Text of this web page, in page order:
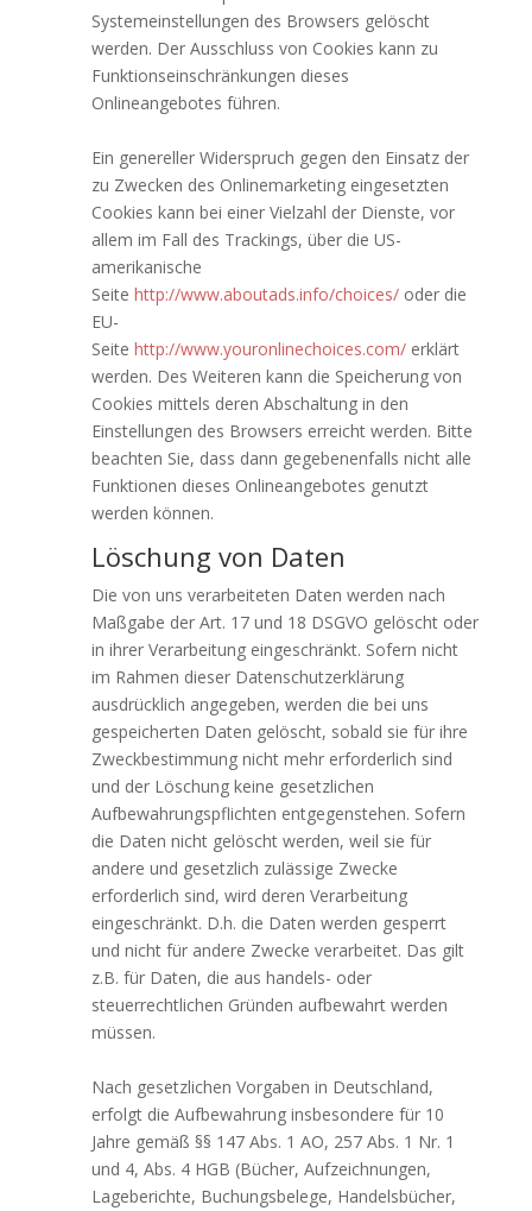
Systemeinstellungen des Browsers gelöscht
werden. Der Ausschluss von Cookies kann zu
Funktionseinschränkungen dieses
Onlineangebotes führen.
Ein genereller Widerspruch gegen den Einsatz der
zu Zwecken des Onlinemarketing eingesetzten
Cookies kann bei einer Vielzahl der Dienste, vor
allem im Fall des Trackings, über die US-
amerikanische
Seite http://www.aboutads.info/choices/ oder die
EU-
Seite http://www.youronlinechoices.com/ erklärt
werden. Des Weiteren kann die Speicherung von
Cookies mittels deren Abschaltung in den
Einstellungen des Browsers erreicht werden. Bitte
beachten Sie, dass dann gegebenenfalls nicht alle
Funktionen dieses Onlineangebotes genutzt
werden können.
Löschung von Daten
Die von uns verarbeiteten Daten werden nach
Maßgabe der Art. 17 und 18 DSGVO gelöscht oder
in ihrer Verarbeitung eingeschränkt. Sofern nicht
im Rahmen dieser Datenschutzerklärung
ausdrücklich angegeben, werden die bei uns
gespeicherten Daten gelöscht, sobald sie für ihre
Zweckbestimmung nicht mehr erforderlich sind
und der Löschung keine gesetzlichen
Aufbewahrungspflichten entgegenstehen. Sofern
die Daten nicht gelöscht werden, weil sie für
andere und gesetzlich zulässige Zwecke
erforderlich sind, wird deren Verarbeitung
eingeschränkt. D.h. die Daten werden gesperrt
und nicht für andere Zwecke verarbeitet. Das gilt
z.B. für Daten, die aus handels- oder
steuerrechtlichen Gründen aufbewahrt werden
müssen.
Nach gesetzlichen Vorgaben in Deutschland,
erfolgt die Aufbewahrung insbesondere für 10
Jahre gemäß §§ 147 Abs. 1 AO, 257 Abs. 1 Nr. 1
und 4, Abs. 4 HGB (Bücher, Aufzeichnungen,
Lageberichte, Buchungsbelege, Handelsbücher,